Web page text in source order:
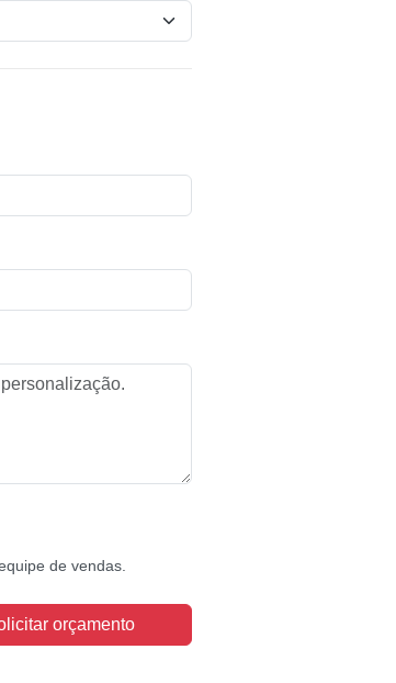
de vendas.
orçamento